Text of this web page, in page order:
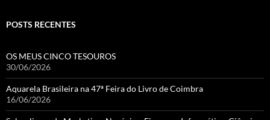
POSTS RECENTES
OS MEUS CINCO TESOUROS
30/06/2026
Aquarela Brasileira na 47ª Feira do Livro de Coimbra
16/06/2026